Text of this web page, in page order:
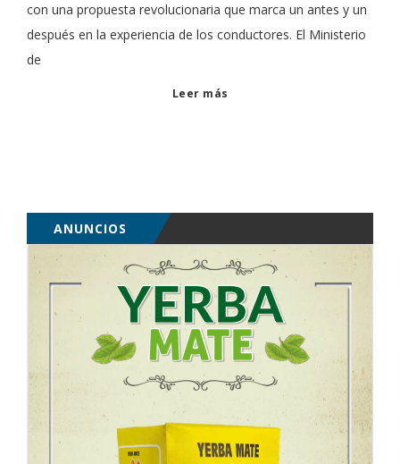
con una propuesta revolucionaria que marca un antes y un
después en la experiencia de los conductores. El Ministerio
de
Leer más
ANUNCIOS